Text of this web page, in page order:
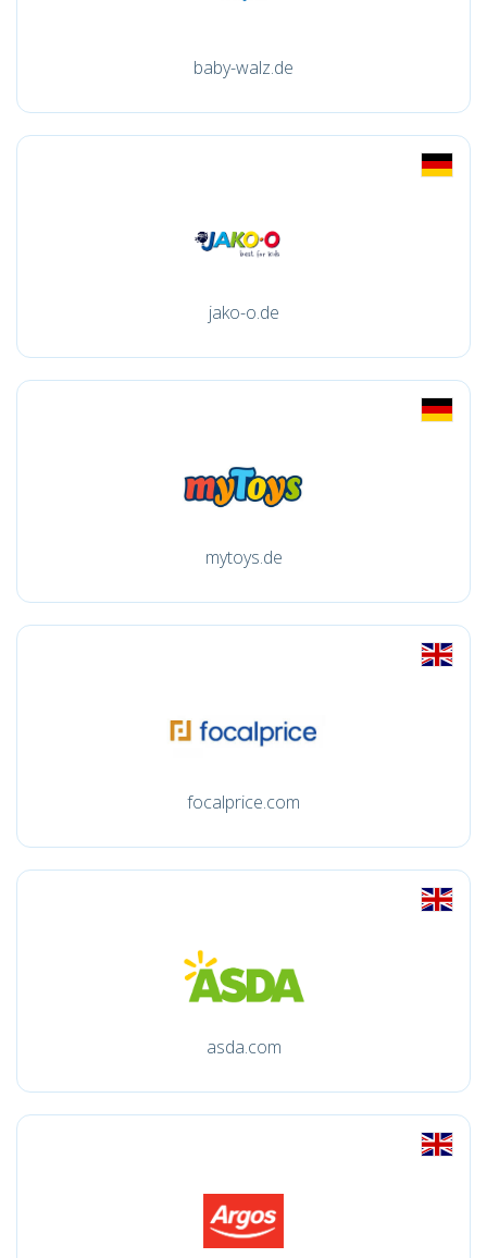
baby-walz.de
jako-o.de
mytoys.de
focalprice.com
asda.com